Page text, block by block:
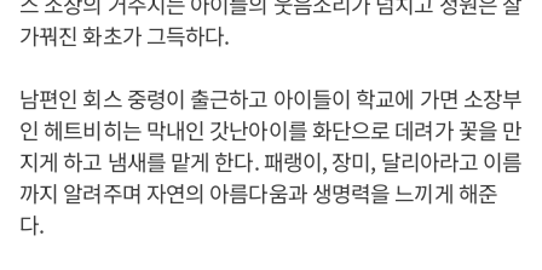
가꿔진 화초가 그득하다.
남편인 회스 중령이 출근하고 아이들이 학교에 가면 소장부
인 헤트비히는 막내인 갓난아이를 화단으로 데려가 꽃을 만
지게 하고 냄새를 맡게 한다. 패랭이, 장미, 달리아라고 이름
까지 알려주며 자연의 아름다움과 생명력을 느끼게 해준
다.